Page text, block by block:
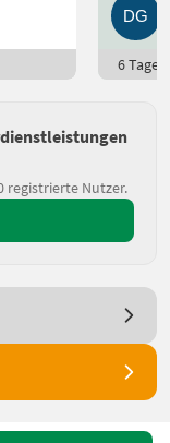
6 Tage
registrierte Nutzer.